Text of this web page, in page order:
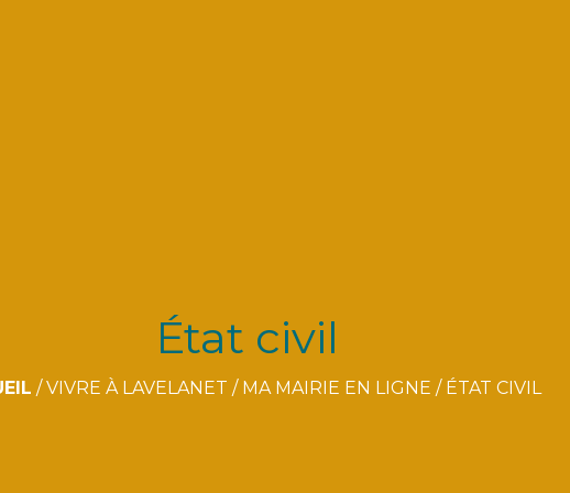
État civil
/VIVRE À LAVELANET / MA MAIRIE EN LIGNE / ÉTAT CIVIL